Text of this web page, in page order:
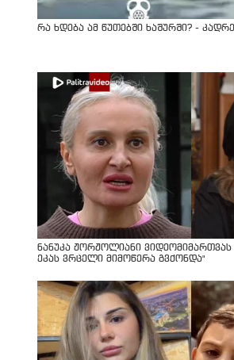
რა ხდება ამ წუთებში ხაშურში? -
ნანუკა ჟორჟოლიანი
ეკას ვრცელი მიმოწერა გვქონდა"